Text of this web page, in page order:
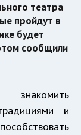
театра
пройдут в
будет
сообщили
и